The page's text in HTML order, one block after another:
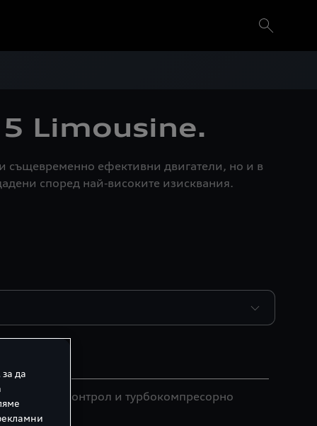
Limousine.
същевременно ефективни двигатели, но и в
според най‑високите изисквания.
контрол и турбокомпресорно
да